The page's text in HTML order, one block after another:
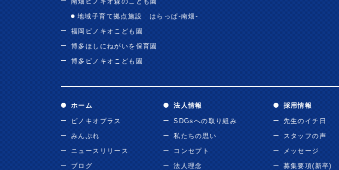
地域子育て拠点施設 はらっぱ-南畑-
福岡ピノキオこども園
博多ほしにねがいを保育園
博多ピノキオこども園
ホーム
ピノキオプラス
みんぷれ
ニュースリリース
ブログ
法人情報
SDGsへの取り組み
私たちの思い
コンセプト
法人理念
採用情報
先生のイチ日
スタッフの声
メッセージ
募集要項(新卒)